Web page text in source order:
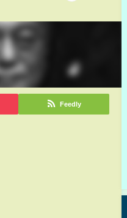
Feedly